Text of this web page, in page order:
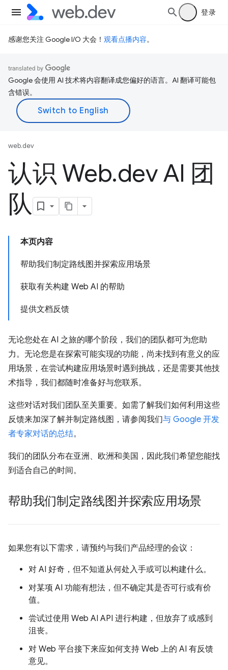
登录
感谢您关注 Google I/O 大会！ 观看点播内容。
Google 会使用 AI 技术将内容翻译成您偏好的语言。AI 翻译可能包
含错误。
web.dev
认识 Web.dev AI 团
队
本页内容
帮助我们制定路线图并探索应用场景
获取有关构建 Web AI 的帮助
提供文档反馈
无论您处在 AI 之旅的哪个阶段，我们的团队都可为您助
力。无论您是在探索可能实现的功能，尚未找到有意义的应
用场景，在尝试构建应用场景时遇到挑战，还是需要其他技
术指导，我们都随时准备好与您联系。
这些对话对我们团队至关重要。如需了解我们如何利用这些
反馈来加深了解并制定路线图，请参阅我们与 Google 开发
者专家对话的总结。
我们的团队分布在亚洲、欧洲和美国，因此我们希望您能找
到适合自己的时间。
帮助我们制定路线图并探索应用场景
如果您有以下需求，请预约与我们产品经理的会议：
对 AI 好奇，但不知道从何处入手或可以构建什么。
对某项 AI 功能有想法，但不确定其是否可行或有价
值。
尝试过使用 Web AI API 进行构建，但放弃了或感到
沮丧。
对 Web 平台接下来应如何支持 Web 上的 AI 有反馈
意见。